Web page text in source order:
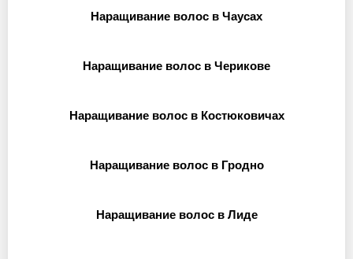
Наращивание волос в Чаусах
Наращивание волос в Черикове
Наращивание волос в Костюковичах
Наращивание волос в Гродно
Наращивание волос в Лиде